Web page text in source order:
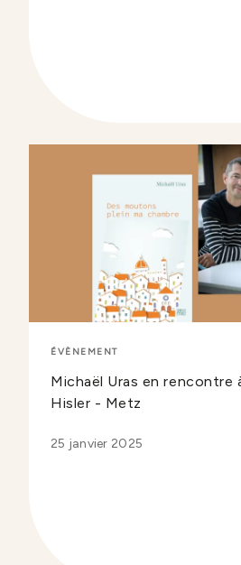
ÉVÈNEMENT
Michaël Uras en rencontre
Hisler - Metz
25 janvier 2025